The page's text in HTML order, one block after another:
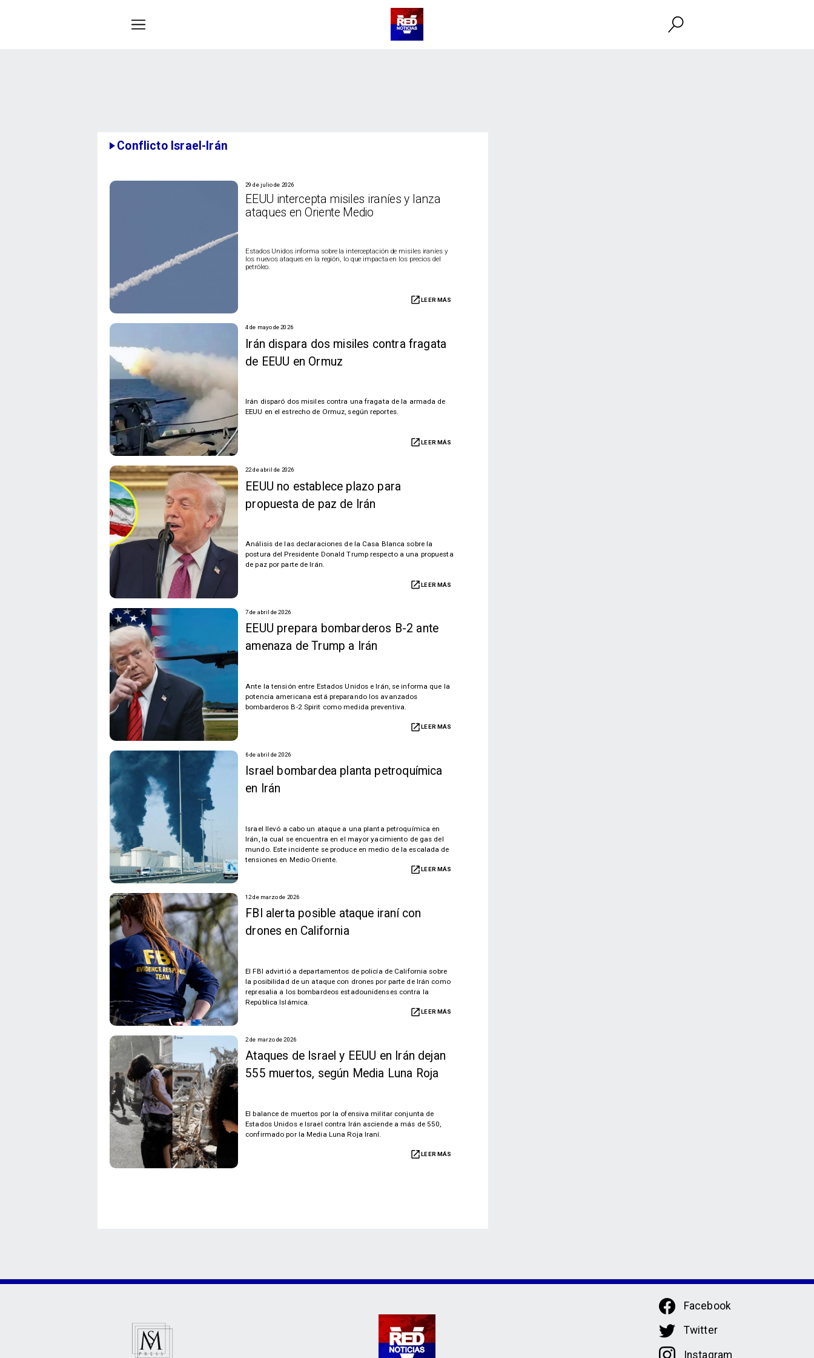
Conflicto Israel-Irán
29 de julio de 2026
EEUU intercepta misiles iraníes y lanza
ataques en Oriente Medio
Estados Unidos informa sobre la interceptación de misiles iraníes y
los nuevos ataques en la región, lo que impacta en los precios del
petróleo.
LEER MÁS
4 de mayo de 2026
Irán dispara dos misiles contra fragata
de EEUU en Ormuz
Irán disparó dos misiles contra una fragata de la armada de
EEUU en el estrecho de Ormuz, según reportes.
LEER MÁS
22 de abril de 2026
EEUU no establece plazo para
propuesta de paz de Irán
Análisis de las declaraciones de la Casa Blanca sobre la
postura del Presidente Donald Trump respecto a una propuesta
de paz por parte de Irán.
LEER MÁS
7 de abril de 2026
EEUU prepara bombarderos B-2 ante
amenaza de Trump a Irán
Ante la tensión entre Estados Unidos e Irán, se informa que la
potencia americana está preparando los avanzados
bombarderos B-2 Spirit como medida preventiva.
LEER MÁS
6 de abril de 2026
Israel bombardea planta petroquímica
en Irán
Israel llevó a cabo un ataque a una planta petroquímica en
Irán, la cual se encuentra en el mayor yacimiento de gas del
mundo. Este incidente se produce en medio de la escalada de
tensiones en Medio Oriente.
LEER MÁS
12 de marzo de 2026
FBI alerta posible ataque iraní con
drones en California
El FBI advirtió a departamentos de policía de California sobre
la posibilidad de un ataque con drones por parte de Irán como
represalia a los bombardeos estadounidenses contra la
República Islámica.
LEER MÁS
2 de marzo de 2026
Ataques de Israel y EEUU en Irán dejan
555 muertos, según Media Luna Roja
El balance de muertos por la ofensiva militar conjunta de
Estados Unidos e Israel contra Irán asciende a más de 550,
confirmado por la Media Luna Roja Iraní.
LEER MÁS
Facebook
Twitter
Instagram